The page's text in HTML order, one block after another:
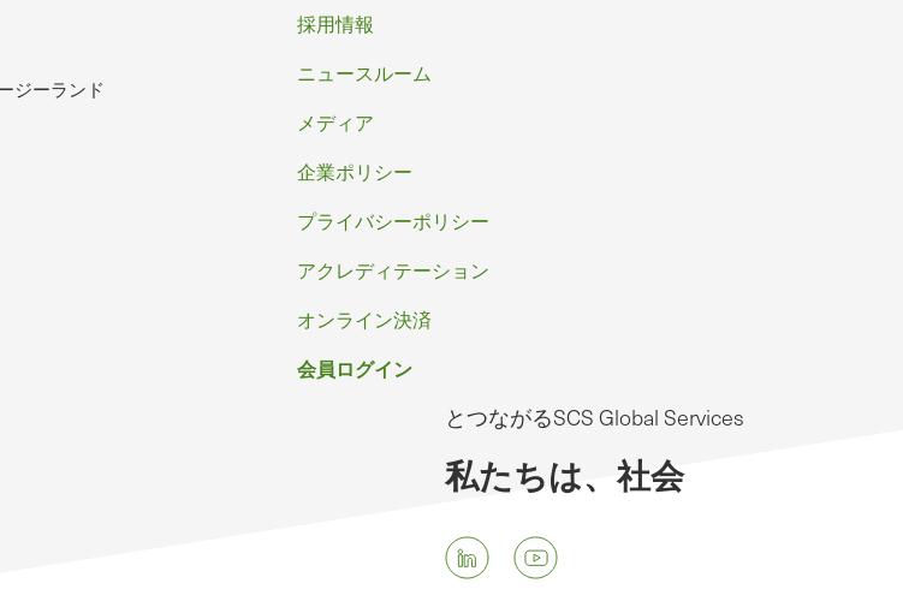
ジーランド
フ
ッ
タ
ー
採用情報
ニュースルーム
メディア
企業ポリシー
プライバシーポリシー
アクレディテーション
オンライン決済
会員ログイン
とつながるSCS Global Services
私たちは、社会